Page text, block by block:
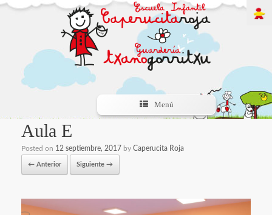
Menú
Aula E
Posted on 12 septiembre, 2017 by Caperucita Roja
← Anterior Siguiente →